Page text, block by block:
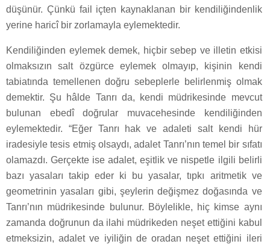
düşünür. Çünkü fail içten kaynaklanan bir kendiliğindenlik
yerine haricî bir zorlamayla eylemektedir.
Kendiliğinden eylemek demek, hiçbir sebep ve illetin etkisi
olmaksızın salt özgürce eylemek olmayıp, kişinin kendi
tabiatında temellenen doğru sebeplerle belirlenmiş olmak
demektir. Şu hâlde Tanrı da, kendi müdrikesinde mevcut
bulunan ebedî doğrular muvacehesinde kendiliğinden
eylemektedir. “Eğer Tanrı hak ve adaleti salt kendi hür
iradesiyle tesis etmiş olsaydı, adalet Tanrı’nın temel bir sıfatı
olamazdı. Gerçekte ise adalet, eşitlik ve nispetle ilgili belirli
bazı yasaları takip eder ki bu yasalar, tıpkı aritmetik ve
geometrinin yasaları gibi, şeylerin değişmez doğasında ve
Tanrı’nın müdrikesinde bulunur. Böylelikle, hiç kimse aynı
zamanda doğrunun da ilahi müdrikeden neşet ettiğini kabul
etmeksizin, adalet ve iyiliğin de oradan neşet ettiğini ileri